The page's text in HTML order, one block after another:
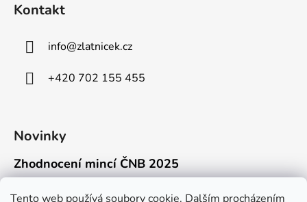
Tento web používá soubory cookie. Dalším procházením
Kontakt
info@zlatnicek.cz
+420 702 155 455
Novinky
Zhodnocení mincí ČNB 2025
Připravili jsme pro vás jednoduchý a př...